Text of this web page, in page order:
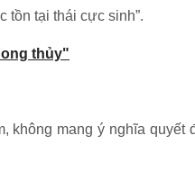
tồn tại thái cực sinh”.
thủy"
không mang ý nghĩa quyết